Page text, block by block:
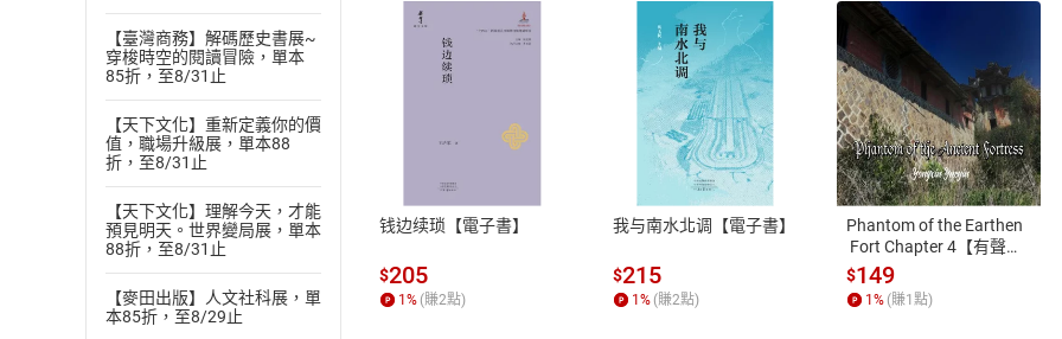
【臺灣商務】解碼歷史書展~
穿梭時空的閱讀冒險，單本
85折，至8/31止
【天下文化】重新定義你的價
值，職場升級展，單本88
折，至8/31止
【天下文化】理解今天，才能
預見明天。世界變局展，單本
88折，至8/31止
【麥田出版】人文社科展，單
本85折，至8/29止
付款方式
ATM轉帳、信用卡、LINE PAY、AFTEE
退換貨規範
本店是否提供消費者保護法七日猶
之權利，遽消費者保護法及通訊交
除權合理例外情事適用準則，依商
質各有不同規定。詳細退換貨說明
照各商品說明。
钱边续琐【電子書】
$205
1% (賺2點)
我与南水北调【電子書】
$215
1% (賺2點)
Phantom of the Earthen
Fort Chapter 4【有聲
書】
$149
1% (賺1點)